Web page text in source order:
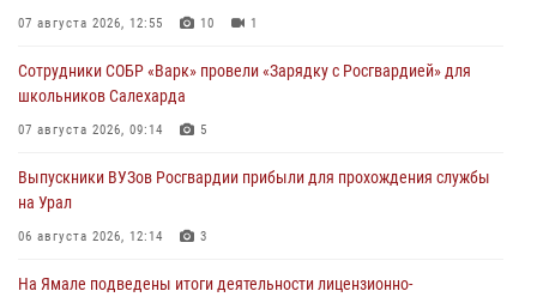
07 августа 2026, 12:55 10 1
Сотрудники СОБР «Варк» провели «Зарядку с Росгвардией» для
школьников Салехарда
07 августа 2026, 09:14 5
Выпускники ВУЗов Росгвардии прибыли для прохождения службы
на Урал
06 августа 2026, 12:14 3
На Ямале подведены итоги деятельности лицензионно-